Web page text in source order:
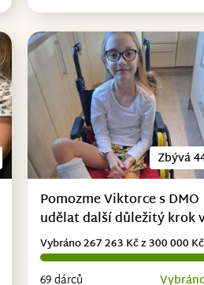
Zbývá
Pomozme Viktorce s DMO
udělat další důležitý krok
69 dárců
Vybráno 267 263 Kč z 300 000 Kč